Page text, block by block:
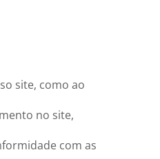
site, como ao
no site,
com as